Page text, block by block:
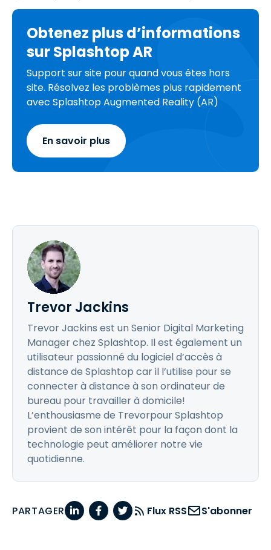
Obtenez plus d’informations
sur Splashtop AR
Support sur site pour quand vous êtes hors
site. Résolvez les problèmes plus rapidement
avec Splashtop Augmented Reality (AR)
En savoir plus
Trevor Jackins
Trevor Jackins est un Senior Digital Marketing
Manager chez Splashtop. Il est également un
utilisateur passionné du logiciel d’accès à
distance de Splashtop car il l’utilise pour se
connecter à distance à son ordinateur de
bureau pour travailler à domicile!
L’enthousiasme de Trevorpour Splashtop
provient de son intérêt pour la façon dont la
technologie peut améliorer notre vie
quotidienne.
PARTAGER Flux RSS S'abonner